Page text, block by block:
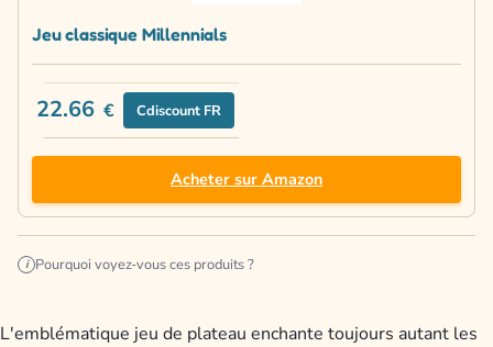
Jeu classique Millennials
22.66 € Cdiscount FR
Acheter sur Amazon
i Pourquoi voyez-vous ces produits ?
L'emblématique jeu de plateau enchante toujours autant les